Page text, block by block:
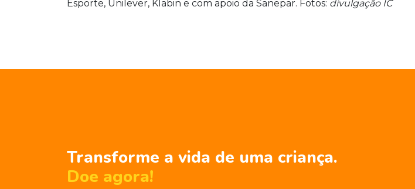
Esporte, Unilever, Klabin e com apoio da Sanepar. Fotos: divulgação IC
Transforme a vida de uma criança.
Doe agora!